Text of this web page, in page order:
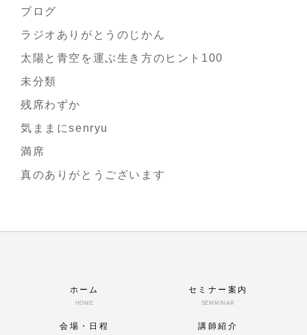
ブログ
ラジオありがとうのじかん
太陽と青空を運ぶ生き方のヒント100
未分類
残席わずか
気ままにsenryu
満席
真のありがとうございます
ホーム
HOME
セミナー案内
SEMMINAR
会場・日程 講師紹介